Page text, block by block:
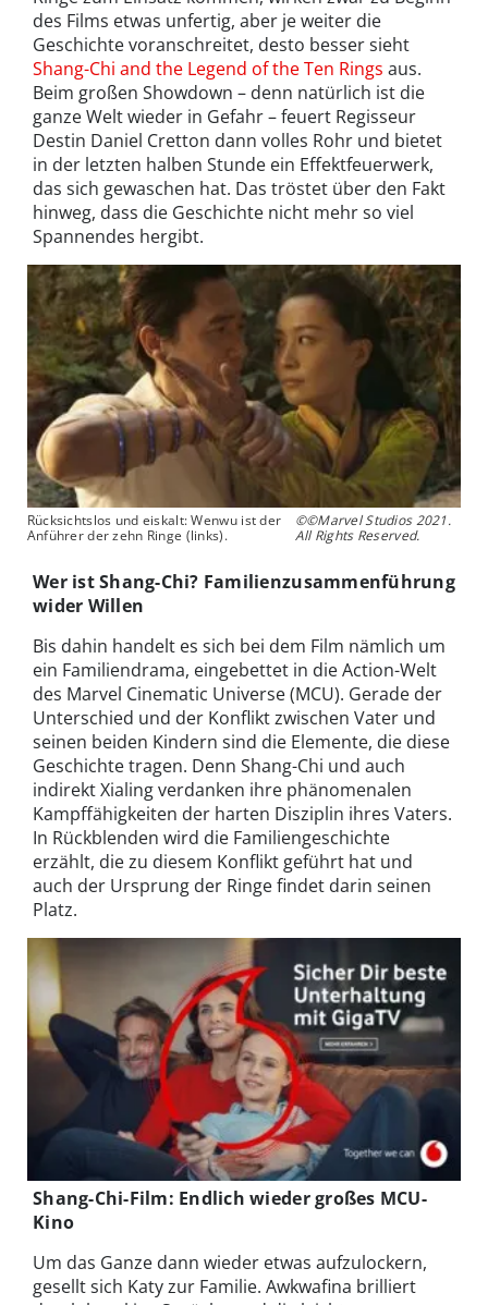
des Films etwas unfertig, aber je weiter die
Geschichte voranschreitet, desto besser sieht
Shang-Chi and the Legend of the Ten Rings aus.
Beim großen Showdown – denn natürlich ist die
ganze Welt wieder in Gefahr – feuert Regisseur
Destin Daniel Cretton dann volles Rohr und bietet
in der letzten halben Stunde ein Effektfeuerwerk,
das sich gewaschen hat. Das tröstet über den Fakt
hinweg, dass die Geschichte nicht mehr so viel
Spannendes hergibt.
Rücksichtslos und eiskalt: Wenwu ist der
Anführer der zehn Ringe (links).
©©Marvel Studios 2021.
All Rights Reserved.
Wer ist Shang-Chi? Familienzusammenführung
wider Willen
Bis dahin handelt es sich bei dem Film nämlich um
ein Familiendrama, eingebettet in die Action-Welt
des Marvel Cinematic Universe (MCU). Gerade der
Unterschied und der Konflikt zwischen Vater und
seinen beiden Kindern sind die Elemente, die diese
Geschichte tragen. Denn Shang-Chi und auch
indirekt Xialing verdanken ihre phänomenalen
Kampffähigkeiten der harten Disziplin ihres Vaters.
In Rückblenden wird die Familiengeschichte
erzählt, die zu diesem Konflikt geführt hat und
auch der Ursprung der Ringe findet darin seinen
Platz.
Shang-Chi-Film: Endlich wieder großes MCU-
Kino
Um das Ganze dann wieder etwas aufzulockern,
gesellt sich Katy zur Familie. Awkwafina brilliert